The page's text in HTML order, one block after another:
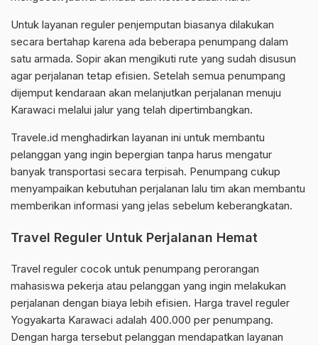
Untuk layanan reguler penjemputan biasanya dilakukan
secara bertahap karena ada beberapa penumpang dalam
satu armada. Sopir akan mengikuti rute yang sudah disusun
agar perjalanan tetap efisien. Setelah semua penumpang
dijemput kendaraan akan melanjutkan perjalanan menuju
Karawaci melalui jalur yang telah dipertimbangkan.
Travele.id menghadirkan layanan ini untuk membantu
pelanggan yang ingin bepergian tanpa harus mengatur
banyak transportasi secara terpisah. Penumpang cukup
menyampaikan kebutuhan perjalanan lalu tim akan membantu
memberikan informasi yang jelas sebelum keberangkatan.
Travel Reguler Untuk Perjalanan Hemat
Travel reguler cocok untuk penumpang perorangan
mahasiswa pekerja atau pelanggan yang ingin melakukan
perjalanan dengan biaya lebih efisien. Harga travel reguler
Yogyakarta Karawaci adalah 400.000 per penumpang.
Dengan harga tersebut pelanggan mendapatkan layanan